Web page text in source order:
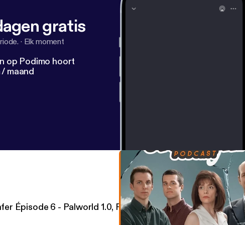
gratis
· Elk moment
op Podimo hoort
maand
Épisode 6 - Palworld 1.0, Fantasia Montréal, SDCC, Sony